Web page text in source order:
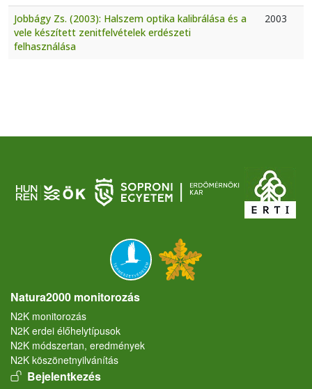
Jobbágy Zs. (2003): Halszem optika kalibrálása és a
vele készített zenitfelvételek erdészeti
felhasználása
2003
Natura2000 monitorozás
N2K monitorozás
N2K erdei élőhelytípusok
N2K módszertan, eredmények
N2K köszönetnyilvánítás
User account menu
Bejelentkezés